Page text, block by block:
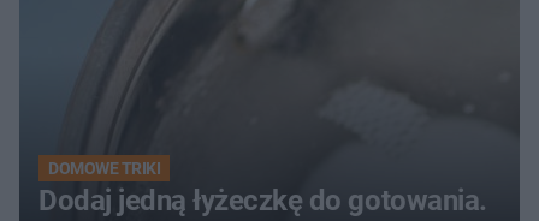
DOMOWE TRIKI
Dodaj jedną łyżeczkę do gotowania.